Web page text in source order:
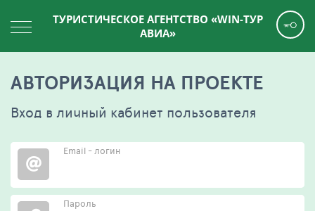
ТУРИСТИЧЕСКОЕ АГЕНТСТВО «WIN-ТУР
АВИА»
АВТОРИЗАЦИЯ НА ПРОЕКТЕ
Вход в личный кабинет пользователя
Email - логин
Пароль